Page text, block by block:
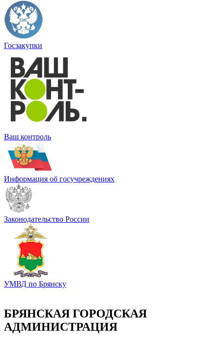
Госзакупки
Ваш контроль
Информация об госучреждениях
Законодательство России
УМВД по Брянску
БРЯНСКАЯ ГОРОДСКАЯ
АДМИНИСТРАЦИЯ